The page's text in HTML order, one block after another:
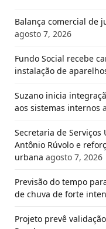
Balança comercial de
agosto 7, 2026
Fundo Social recebe
instalação de
Suzano inicia
aos sistemas internos
Secretaria de
Antônio Rúvolo e
urbana agosto 7, 2026
Previsão do tempo
de chuva de forte
Projeto prevê